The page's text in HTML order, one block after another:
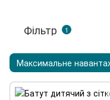
Фільтр 1
Максимальне